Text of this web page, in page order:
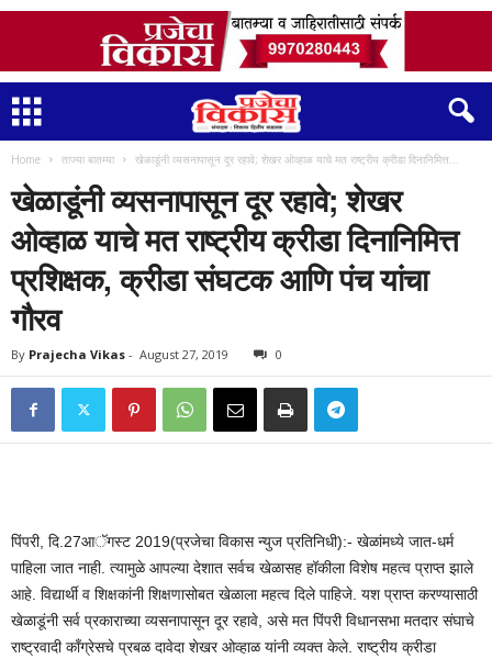
Home ताज्या बातम्या खेळाडूंनी व्यसनापासून दूर रहावे; शेखर ओव्हाळ याचे मत राष्ट्रीय क्रीडा दिनानिमित्त...
खेळाडूंनी व्यसनापासून दूर रहावे; शेखर
ओव्हाळ याचे मत राष्ट्रीय क्रीडा दिनानिमित्त
प्रशिक्षक, क्रीडा संघटक आणि पंच यांचा
गौरव
By Prajecha Vikas - August 27, 2019 0
पिंपरी, दि.27आॅगस्ट 2019(प्रजेचा विकास न्युज प्रतिनिधी):- खेळांमध्ये जात-धर्म
पाहिला जात नाही. त्यामुळे आपल्या देशात सर्वच खेळासह हॉकीला विशेष महत्व प्राप्त झाले
आहे. विद्यार्थी व शिक्षकांनी शिक्षणासोबत खेळाला महत्व दिले पाहिजे. यश प्राप्त करण्यासाठी
खेळाडूंनी सर्व प्रकाराच्या व्यसनापासून दूर रहावे, असे मत पिंपरी विधानसभा मतदार संघाचे
राष्ट्रवादी काँग्रेसचे प्रबळ दावेदा शेखर ओव्हाळ यांनी व्यक्त केले. राष्ट्रीय क्रीडा